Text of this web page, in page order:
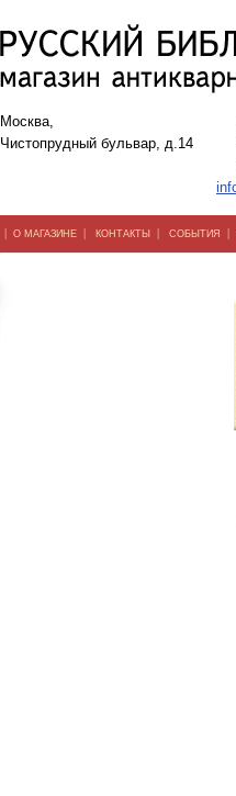
Москва,
Чистопрудный бульвар, д.14
| О МАГАЗИНЕ | КОНТАКТЫ | СОБЫТИЯ |